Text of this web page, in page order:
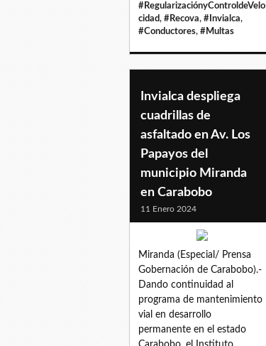
#RegularizaciónyControldeVelo
cidad, #Recova, #Invialca,
#Conductores, #Multas
Invialca despliega
cuadrillas de
asfaltado en Av. Los
Papayos del
municipio Miranda
en Carabobo
11 Enero 2024
Miranda (Especial/ Prensa
Gobernación de Carabobo).-
Dando continuidad al
programa de mantenimiento
vial en desarrollo
permanente en el estado